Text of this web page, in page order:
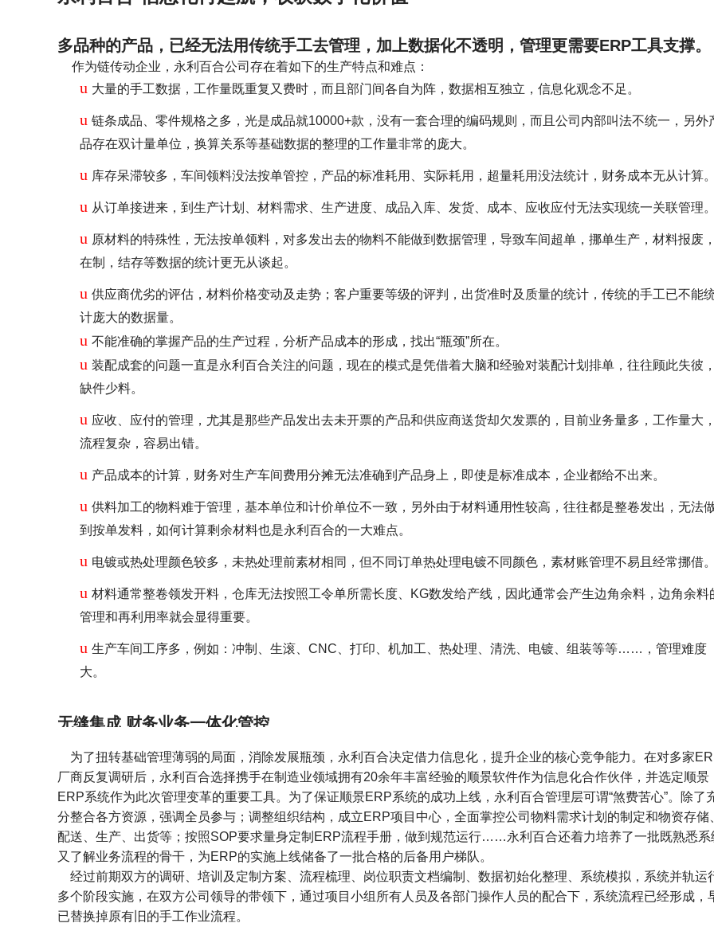
多品种的产品，已经无法用传统手工去管理，加上数据化不透明，管理更需要ERP工具支撑。
作为链传动企业，永利百合公司存在着如下的生产特点和难点：
u 大量的手工数据，工作量既重复又费时，而且部门间各自为阵，数据相互独立，信息化观念不足。
u 链条成品、零件规格之多，光是成品就10000+款，没有一套合理的编码规则，而且公司内部叫法不统一，另外
品存在双计量单位，换算关系等基础数据的整理的工作量非常的庞大。
u 库存呆滞较多，车间领料没法按单管控，产品的标准耗用、实际耗用，超量耗用没法统计，财务成本无从计算。
u 从订单接进来，到生产计划、材料需求、生产进度、成品入库、发货、成本、应收应付无法实现统一关联管理。
u 原材料的特殊性，无法按单领料，对多发出去的物料不能做到数据管理，导致车间超单，挪单生产，材料报废，
在制，结存等数据的统计更无从谈起。
u 供应商优劣的评估，材料价格变动及走势；客户重要等级的评判，出货准时及质量的统计，传统的手工已不能
计庞大的数据量。
u 不能准确的掌握产品的生产过程，分析产品成本的形成，找出“瓶颈”所在。
u 装配成套的问题一直是永利百合关注的问题，现在的模式是凭借着大脑和经验对装配计划排单，往往顾此失彼，
缺件少料。
u 应收、应付的管理，尤其是那些产品发出去未开票的产品和供应商送货却欠发票的，目前业务量多，工作量大，
流程复杂，容易出错。
u 产品成本的计算，财务对生产车间费用分摊无法准确到产品身上，即使是标准成本，企业都给不出来。
u 供料加工的物料难于管理，基本单位和计价单位不一致，另外由于材料通用性较高，往往都是整卷发出，无法
到按单发料，如何计算剩余材料也是永利百合的一大难点。
u 电镀或热处理颜色较多，未热处理前素材相同，但不同订单热处理电镀不同颜色，素材账管理不易且经常挪借。
u 材料通常整卷领发开料，仓库无法按照工令单所需长度、KG数发给产线，因此通常会产生边角余料，边角余料
管理和再利用率就会显得重要。
u 生产车间工序多，例如：冲制、生滚、CNC、打印、机加工、热处理、清洗、电镀、组装等等……，管理难度
大。
无缝集成 财务业务一体化管控
为了扭转基础管理薄弱的局面，消除发展瓶颈，永利百合决定借力信息化，提升企业的核心竞争能力。在对多家
厂商反复调研后，永利百合选择携手在制造业领域拥有20余年丰富经验的顺景软件作为信息化合作伙伴，并选定顺景
ERP系统作为此次管理变革的重要工具。为了保证顺景ERP系统的成功上线，永利百合管理层可谓“煞费苦心”。除了
分整合各方资源，强调全员参与；调整组织结构，成立ERP项目中心，全面掌控公司物料需求计划的制定和物资存储
配送、生产、出货等；按照SOP要求量身定制ERP流程手册，做到规范运行……永利百合还着力培养了一批既熟悉系
又了解业务流程的骨干，为ERP的实施上线储备了一批合格的后备用户梯队。
经过前期双方的调研、培训及定制方案、流程梳理、岗位职责文档编制、数据初始化整理、系统模拟，系统并轨运
多个阶段实施，在双方公司领导的带领下，通过项目小组所有人员及各部门操作人员的配合下，系统流程已经形成，
已替换掉原有旧的手工作业流程。